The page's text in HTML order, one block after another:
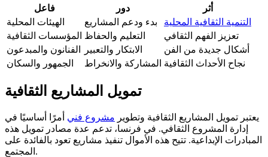
فاعل دور
أثر
الهيئات المحلية
بدء ودعم المشاريع
التنمية الثقافية المحلية
المؤسسات الثقافية التعليم والحفاظ
تعزيز الفهم الثقافي
الفنانون والمبدعون
الابتكار والتعبير
أشكال جديدة من الفن
الجمهور والسكان
المشاركة والانخراط نجاح الأحداث الثقافية
تمويل المشاريع الثقافية
يعتبر تمويل المشاريع الثقافية وتطوير مشروع فني أمرًا أساسيًا في
إدارة المشروع الثقافي. في فرنسا، تدعم عدة مصادر تمويل هذه
المبادرات الإبداعية. تتيح هذه الأموال تنفيذ مشاريع تعود بالفائدة على
المجتمع.